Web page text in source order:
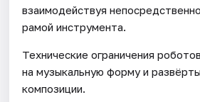
взаимодействуя
рамой инструмента.
Технические ограничения
на музыкальную форму и
композиции.